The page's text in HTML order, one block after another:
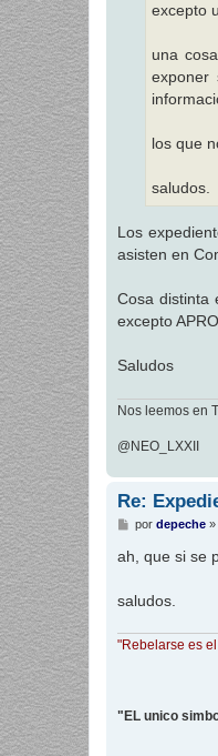
excepto
una
exponer
los que
saludos.
Los
asisten en
Cosa distinta
excepto
Saludos
Nos leemos en
@NEO_LXXII
Re:
M
n
s
e
por depeche»
ah, que si se
saludos.
"Rebelarse es
"EL unico